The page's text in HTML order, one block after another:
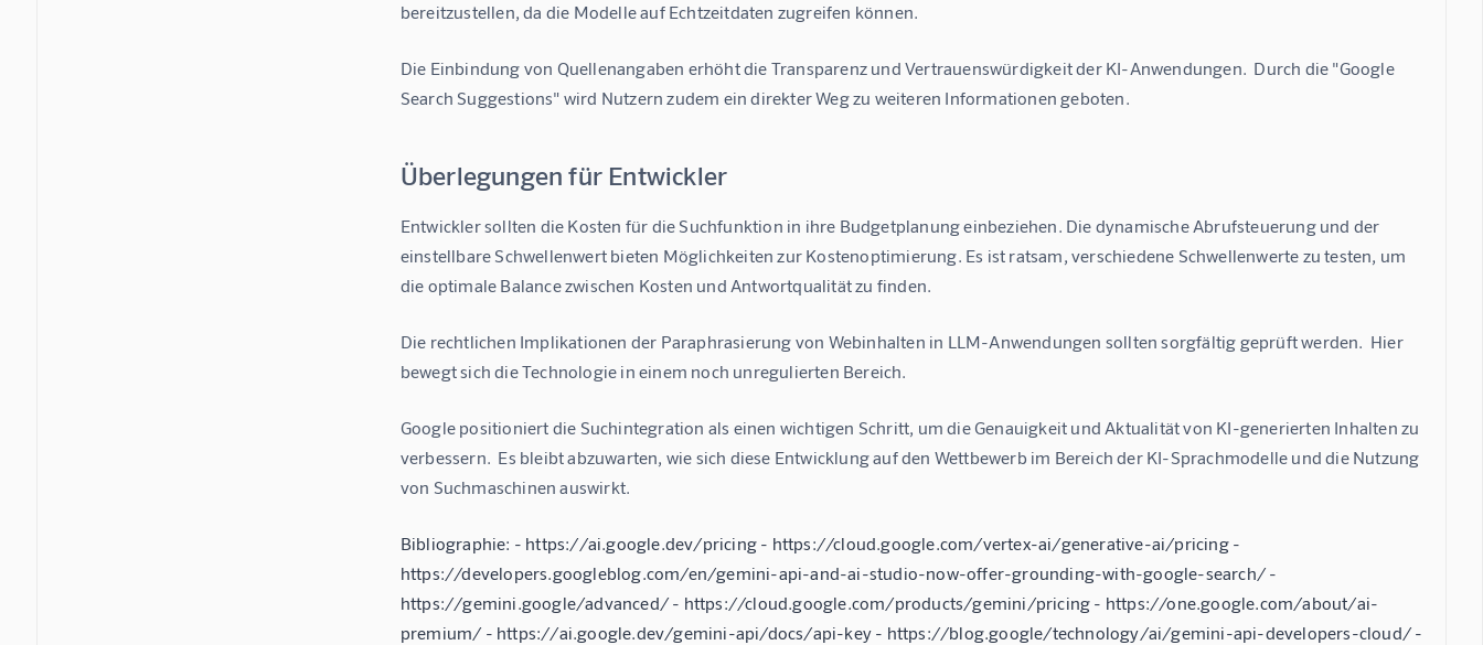
bereitzustellen, da die Modelle auf Echtzeitdaten zugreifen können.
Die Einbindung von Quellenangaben erhöht die Transparenz und Vertrauenswürdigkeit der KI-Anwendungen.  Durch die "Google
Search Suggestions" wird Nutzern zudem ein direkter Weg zu weiteren Informationen geboten.
Überlegungen für Entwickler
Entwickler sollten die Kosten für die Suchfunktion in ihre Budgetplanung einbeziehen. Die dynamische Abrufsteuerung und der
einstellbare Schwellenwert bieten Möglichkeiten zur Kostenoptimierung. Es ist ratsam, verschiedene Schwellenwerte zu testen, um
die optimale Balance zwischen Kosten und Antwortqualität zu finden.
Die rechtlichen Implikationen der Paraphrasierung von Webinhalten in LLM-Anwendungen sollten sorgfältig geprüft werden.  Hier
bewegt sich die Technologie in einem noch unregulierten Bereich.
Google positioniert die Suchintegration als einen wichtigen Schritt, um die Genauigkeit und Aktualität von KI-generierten Inhalten zu
verbessern.  Es bleibt abzuwarten, wie sich diese Entwicklung auf den Wettbewerb im Bereich der KI-Sprachmodelle und die Nutzung
von Suchmaschinen auswirkt.
Bibliographie: - https://ai.google.dev/pricing - https://cloud.google.com/vertex-ai/generative-ai/pricing -
https://developers.googleblog.com/en/gemini-api-and-ai-studio-now-offer-grounding-with-google-search/ -
https://gemini.google/advanced/ - https://cloud.google.com/products/gemini/pricing - https://one.google.com/about/ai-
premium/ - https://ai.google.dev/gemini-api/docs/api-key - https://blog.google/technology/ai/gemini-api-developers-cloud/ -